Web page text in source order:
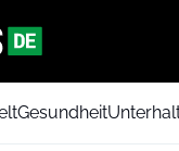
Gesundheit